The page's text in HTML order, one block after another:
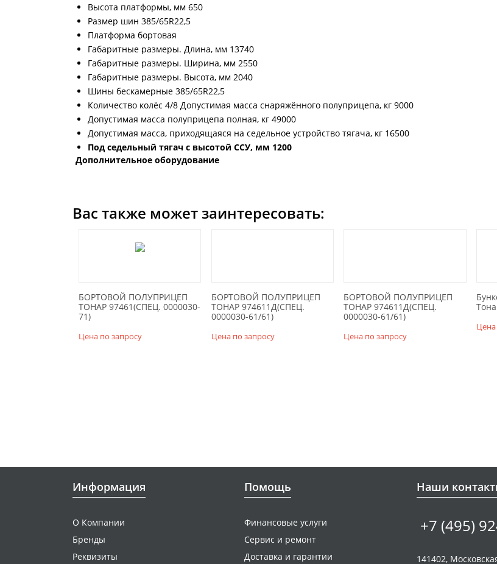
Высота платформы, мм 650
Размер шин 385/65R22,5
Платформа бортовая
Габаритные размеры. Длина, мм 13740
Габаритные размеры. Ширина, мм 2550
Габаритные размеры. Высота, мм 2040
Шины бескамерные 385/65R22,5
Количество колёс 4/8 Допустимая масса снаряжённого полуприцепа, кг 9000
Допустимая масса полуприцепа полная, кг 49000
Допустимая масса, приходящаяся на седельное устройство тягача, кг 16500
Под седельный тягач с высотой ССУ, мм 1200
Дополнительное оборудование
Вас также может заинтересовать:
БОРТОВОЙ ПОЛУПРИЦЕП
ТОНАР 97461(СПЕЦ. 0000030-
71)
Цена по запросу
БОРТОВОЙ ПОЛУПРИЦЕП
ТОНАР 974611Д(СПЕЦ.
0000030-61/61)
Цена по запросу
БОРТОВОЙ ПОЛУПРИЦЕП
ТОНАР 974611Д(СПЕЦ.
0000030-61/61)
Цена по запросу
Цена
Информация
О Компании
Бренды
Реквизиты
Помощь
Финансовые услуги
Сервис и ремонт
Доставка и гарантии
Наши
+7 (495)
141402,